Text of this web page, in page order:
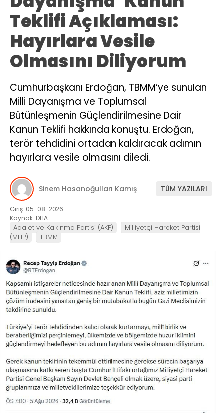
Teklifi Açıklaması:
Hayırlara Vesile
Olmasını Diliyorum
Cumhurbaşkanı Erdoğan, TBMM’ye sunulan
Milli Dayanışma ve Toplumsal
Bütünleşmenin Güçlendirilmesine Dair
Kanun Teklifi hakkında konuştu. Erdoğan,
terör tehdidini ortadan kaldıracak adımın
hayırlara vesile olmasını diledi.
Sinem Hasanoğulları Kamış TÜM YAZILARI
Giriş: 05-08-2026
Kaynak: DHA
Adalet ve Kalkınma Partisi (AKP)
Milliyetçi Hareket Partisi
(MHP)
TBMM